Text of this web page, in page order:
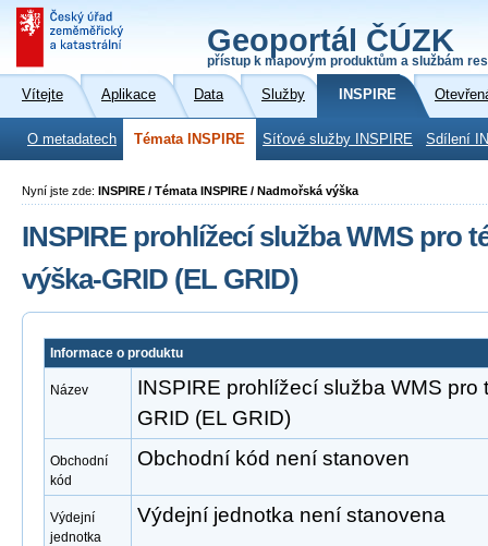
Geoportál ČÚZK
přístup k mapovým produktům a službám
Vítejte Aplikace Data Služby INSPIRE
O metadatech Témata INSPIRE Síťové služby INSPIRE Sdílení
Nyní jste zde: INSPIRE / Témata INSPIRE / Nadmořská výška
INSPIRE prohlížecí služba WMS pro
výška-GRID (EL GRID)
Informace o produktu
Název
INSPIRE prohlížecí služba WMS
GRID (EL GRID)
Obchodní
kód
Obchodní kód není stanoven
Výdejní
jednotka
Výdejní jednotka není stanovena